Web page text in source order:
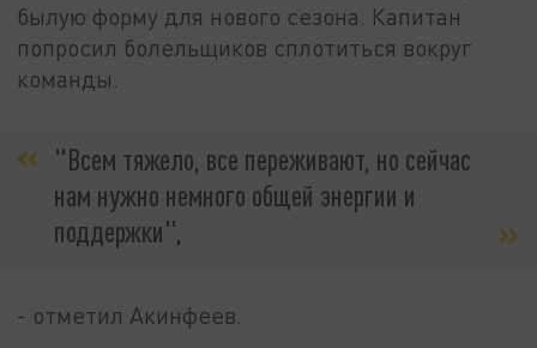
былую форму для нового сезона. Капитан
попросил болельщиков сплотиться вокруг
команды.
"Всем тяжело, все переживают, но сейчас
нам нужно немного общей энергии и
поддержки",
- отметил Акинфеев.